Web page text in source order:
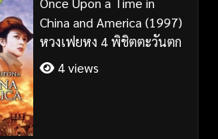
China and America (1997)
หวงเฟยหง 4 พิชิตตะวันตก
4 views